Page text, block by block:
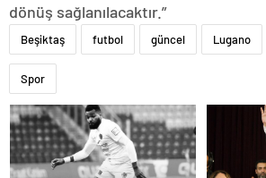
dönüş sağlanılacaktır.”
Beşiktaş futbol güncel Lugano
Spor